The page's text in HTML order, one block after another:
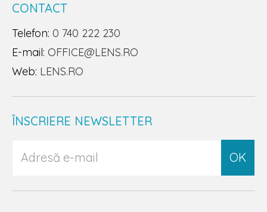
CONTACT
Telefon: 0 740 222 230
E-mail: OFFICE@LENS.RO
Web: LENS.RO
ÎNSCRIERE NEWSLETTER
OK